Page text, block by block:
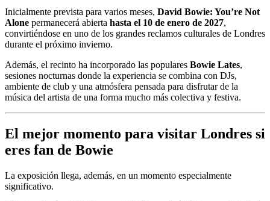
Inicialmente prevista para varios meses, David Bowie: You’re Not
Alone permanecerá abierta hasta el 10 de enero de 2027,
convirtiéndose en uno de los grandes reclamos culturales de Londres
durante el próximo invierno.
Además, el recinto ha incorporado las populares Bowie Lates,
sesiones nocturnas donde la experiencia se combina con DJs,
ambiente de club y una atmósfera pensada para disfrutar de la
música del artista de una forma mucho más colectiva y festiva.
El mejor momento para visitar Londres si
eres fan de Bowie
La exposición llega, además, en un momento especialmente
significativo.